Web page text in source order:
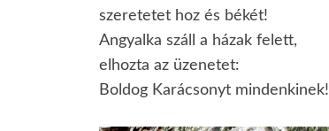
szeretetet hoz és békét!
Angyalka száll a házak felett,
elhozta az üzenetet:
Boldog Karácsonyt mindenkinek!